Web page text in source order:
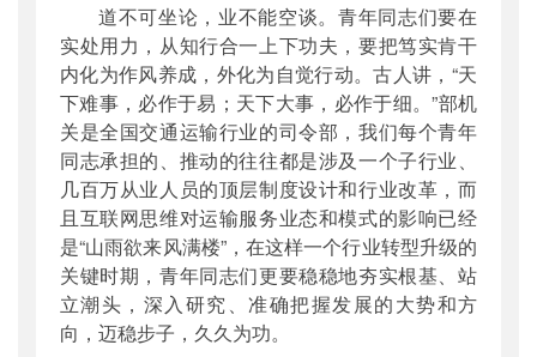
道不可坐论，业不能空谈。青年同志们要在
实处用力，从知行合一上下功夫，要把笃实肯干
内化为作风养成，外化为自觉行动。古人讲，“天
下难事，必作于易；天下大事，必作于细。”部机
关是全国交通运输行业的司令部，我们每个青年
同志承担的、推动的往往都是涉及一个子行业、
几百万从业人员的顶层制度设计和行业改革，而
且互联网思维对运输服务业态和模式的影响已经
是“山雨欲来风满楼”，在这样一个行业转型升级的
关键时期，青年同志们更要稳稳地夯实根基、站
立潮头，深入研究、准确把握发展的大势和方
向，迈稳步子，久久为功。